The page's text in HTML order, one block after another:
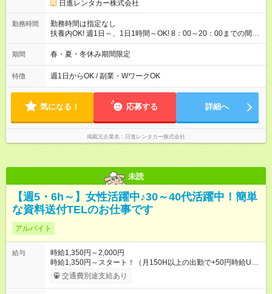
日進レンタカー株式会社
勤務時間
勤務時間は指定なし
扶養内OK! 週1日～、1日1時間～OK! 8：00～20：00までの間
で、1～8時間 2か月限定、 1ヶ月、100時間まで
期間 春・夏・冬休み期間限定
特徴 週1日からOK / 副業・WワークOK
気になる！ 応募する 詳細へ
掲載元企業名 日進レンタカー株式会社
未読
【週5・6h～】女性活躍中♪30～40代活躍中！簡単
な資料送付TELのお仕事です
アルバイト
給与
時給1,350円～2,000円
時給1,350円～スタート！（月150H以上の出勤で+50円時給UP
制度有) 高収入のチャンス！！ 時給1,350円 ＋ 成績や勤務
時間に応じた上乗せ時給 ※時給変動制 ＋ インセンティ
交通費別途支給あり